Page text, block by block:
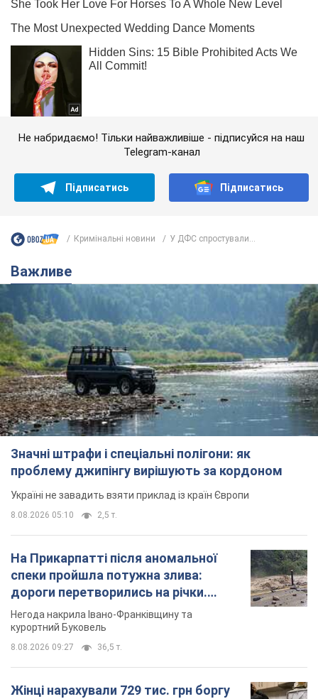
Не набридаємо! Тільки найважливіше - підписуйся на наш
Telegram-канал
Підписатись Підписатись
Кримінальні новини У ДФС спростували...
Важливе
Значні штрафи і спеціальні полігони: як
проблему джипінгу вирішують за кордоном
Україні не завадить взяти приклад із країн Європи
8.08.2026 05:10 2,5 т.
На Прикарпатті після аномальної
спеки пройшла потужна злива:
дороги перетворились на річки.
Відео
Негода накрила Івано-Франківщину та
курортний Буковель
8.08.2026 09:27 36,5 т.
Жінці нарахували 729 тис. грн боргу